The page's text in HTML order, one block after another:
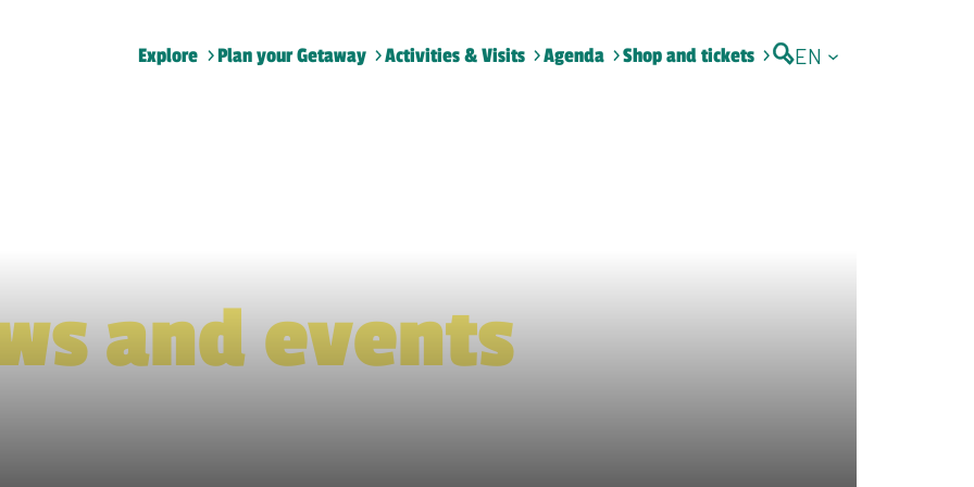
Explore Plan your Getaway Activities & Visits Agenda Shop and tickets EN
and events